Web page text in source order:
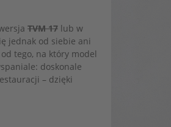
TVM 17 lub w
jednak od siebie ani
tego, na który model
doskonale
– dzięki